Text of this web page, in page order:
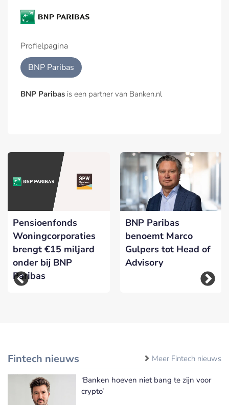
Profielpagina
BNP Paribas
BNP Paribas is een partner van Banken.nl
Pensioenfonds
Woningcorporaties
brengt €15 miljard
onder bij BNP
Paribas
BNP Paribas
benoemt Marco
Gulpers tot Head of
Advisory
Fintech nieuws Meer Fintech nieuws
‘Banken hoeven niet bang te zijn voor
crypto’